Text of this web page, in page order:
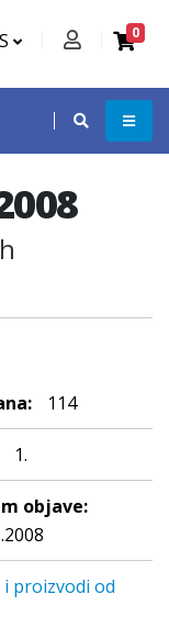
0
114
1.
objave:
i proizvodi od